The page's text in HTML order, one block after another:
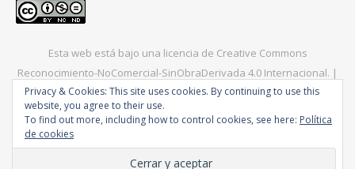
Esta web está bajo una licencia de Creative Commons
Reconocimiento-NoComercial-SinObraDerivada 4.0 Internacional. |
Bard Tema deWP Royal . Europa América Asia Consejos
VOLVER ARRIBA
Privacy & Cookies: This site uses cookies. By continuing to use this
website, you agree to their use.
To find out more, including how to control cookies, see here: Política
de cookies